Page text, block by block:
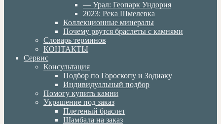
— Урал: Геопарк Ундория
2023: Река Шмелевка
Коллекционные минералы
Почему рвутся браслеты с камнями
Словарь терминов
КОНТАКТЫ
Сервис
Консультация
Подбор по Гороскопу и Зодиаку
Индивидуальный подбор
Помогу купить камни
Украшение под заказ
Плетеный браслет
Шамбала на заказ